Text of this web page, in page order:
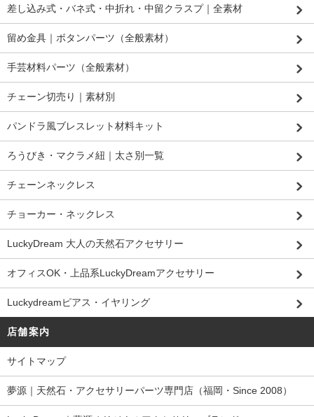
差し込み式・バネ式・中折れ・中留クラスプ｜全素材
留め金具｜ボタンパーツ（全般素材）
手芸材料パーツ（全般素材）
チェーン切売り｜素材別
パンドラ風ブレスレット材料キット
ろうびき・マクラメ紐｜太さ別一覧
チェーンネックレス
チョーカー・ネックレス
LuckyDream 大人の天然石アクセサリー
オフィスOK・上品系LuckyDreamアクセサリー
Luckydreamピアス・イヤリング
店舗案内
サイトマップ
夢源｜天然石・アクセサリーパーツ専門店（福岡・Since 2008）